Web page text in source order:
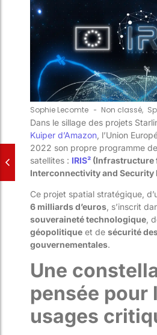
Sophie Lecomte - Non classé,
Dans le sillage des projets
Kuiper d’Amazon , l’Union
2022 son propre programme
satellites : IRIS² (Infrastructure
Interconnectivity and Security
Ce projet spatial stratégique,
6 milliards d’euros , s’inscrit
souveraineté technologique ,
géopolitique et de sécurité
gouvernementales.
Une
pensée pour
usages